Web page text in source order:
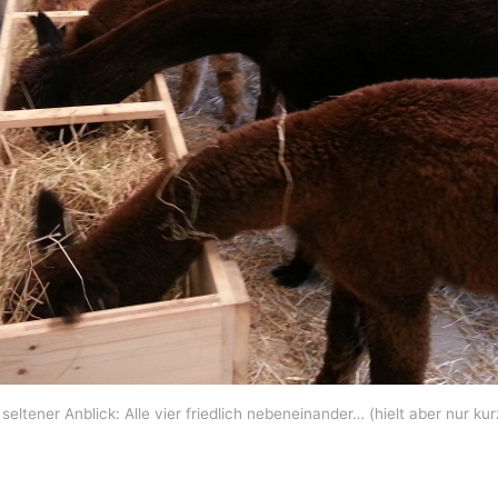
seltener Anblick: Alle vier friedlich nebeneinander… (hielt aber nur